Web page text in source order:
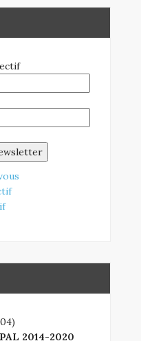
2014-2020